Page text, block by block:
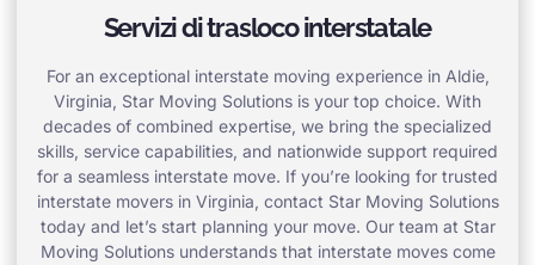
Servizi di trasloco interstatale
For an exceptional interstate moving experience in Aldie,
Virginia, Star Moving Solutions is your top choice. With
decades of combined expertise, we bring the specialized
skills, service capabilities, and nationwide support required
for a seamless interstate move. If you’re looking for trusted
interstate movers in Virginia, contact Star Moving Solutions
today and let’s start planning your move. Our team at Star
Moving Solutions understands that interstate moves come